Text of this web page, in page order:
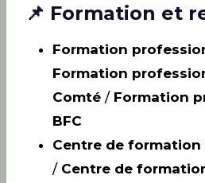
📌 Formation et
Formation
Formation
Comté / Formation
BFC
Centre de formation
/ Centre de